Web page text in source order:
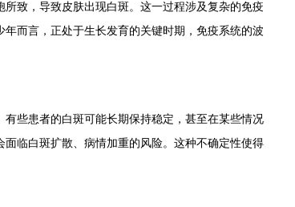
致，导致皮肤出现白斑。这一过程涉及复杂的免疫
而言，正处于生长发育的关键时期，免疫系统的波
有些患者的白斑可能长期保持稳定，甚至在某些情况
临白斑扩散、病情加重的风险。这种不确定性使得